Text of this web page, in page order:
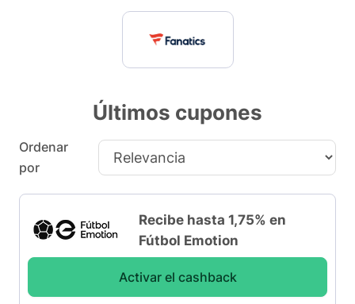
Últimos cupones
Ordenar
por
Recibe hasta 1,75% en
Fútbol Emotion
Activar el cashback